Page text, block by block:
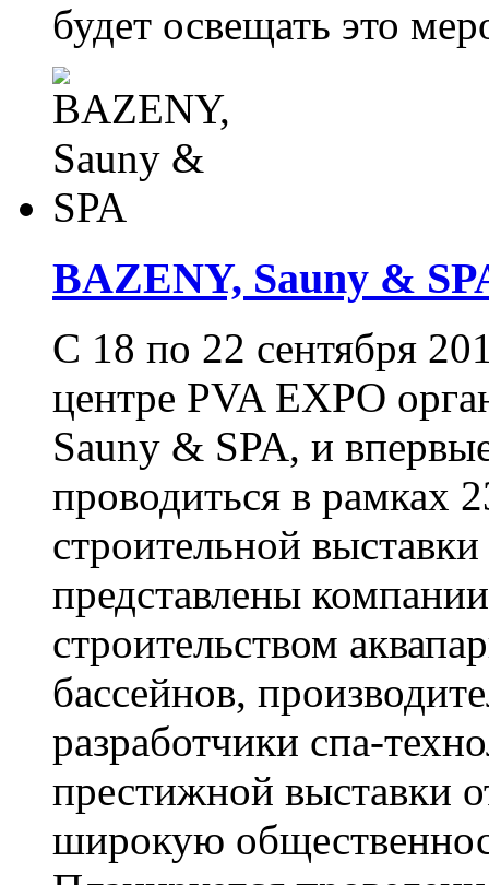
будет освещать это
BAZENY, Sauny &
С 18 по 22 сентября
центре PVA EXPO
Sauny & SPA, и
проводиться в рамках
строительной
представлены
строительством
бассейнов,
разработчики спа-
престижной выставки
широкую